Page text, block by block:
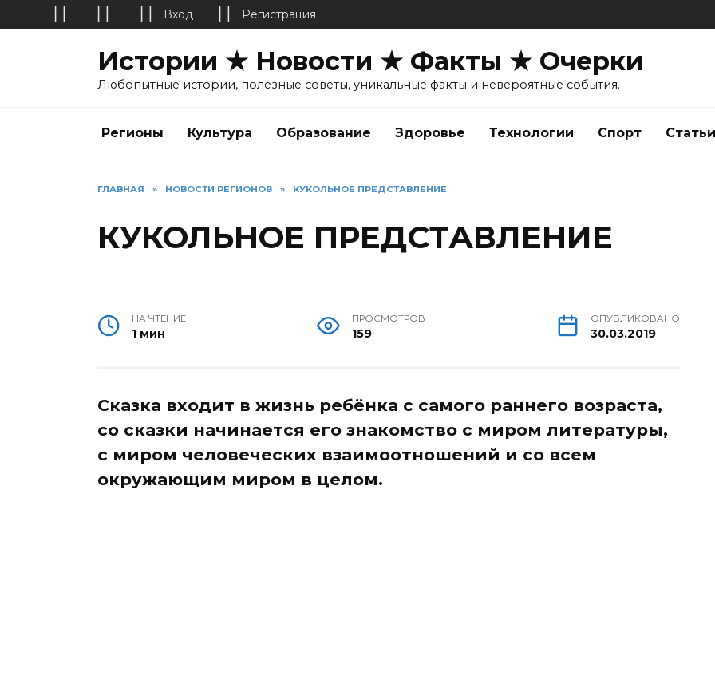
Истории ★ Новости ★ Факты ★ Очерки
Любопытные истории, полезные советы, уникальные факты и невероятные события.
Регионы Культура Образование Здоровье Технологии Спорт Статьи
ГЛАВНАЯ » НОВОСТИ РЕГИОНОВ » КУКОЛЬНОЕ ПРЕДСТАВЛЕНИЕ
КУКОЛЬНОЕ ПРЕДСТАВЛЕНИЕ
НА ЧТЕНИЕ
1 мин
ПРОСМОТРОВ
159
ОПУБЛИКОВАНО
30.03.2019
Сказка входит в жизнь ребёнка с самого раннего возраста,
со сказки начинается его знакомство с миром литературы,
с миром человеческих взаимоотношений и со всем
окружающим миром в целом.
Вход Регистрация